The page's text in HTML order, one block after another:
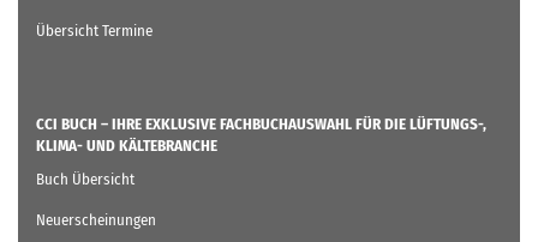
Übersicht Termine
CCI BUCH – IHRE EXKLUSIVE FACHBUCHAUSWAHL FÜR DIE LÜFTUNGS-,
KLIMA- UND KÄLTEBRANCHE
Buch Übersicht
Neuerscheinungen